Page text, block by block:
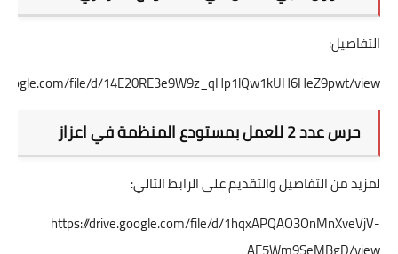
التفاصيل:
file/d/14E20RE3e9W9z_qHp1lQw1kUH6HeZ9pwt/view
حرس عدد 2 للعمل بمستودع المنظمة في اعزاز
لمزيد من التفاصيل والتقديم على الرابط التالي:
https://drive.google.com/file/d/1hqxAPQAO3OnMnXveVjV-